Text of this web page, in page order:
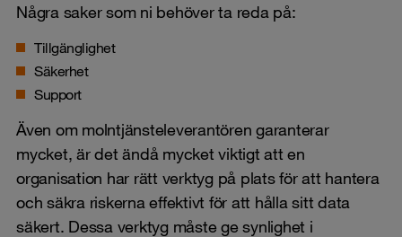
Några saker som ni behöver ta reda på:
Tillgänglighet
Säkerhet
Support
Även om molntjänsteleverantören garanterar
mycket, är det ändå mycket viktigt att en
organisation har rätt verktyg på plats för att hantera
och säkra riskerna effektivt för att hålla sitt data
säkert. Dessa verktyg måste ge synlighet i